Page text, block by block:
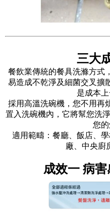
三大
餐飲業傳統的餐具洗滌方式
易造成不乾淨及細菌交叉擴
是成本上
採用高溫洗碗機，您不用再
置入洗碗機內，它將幫您洗
您的
適用範疇：餐廳、飯店、
廠、中央廚
成效一 病